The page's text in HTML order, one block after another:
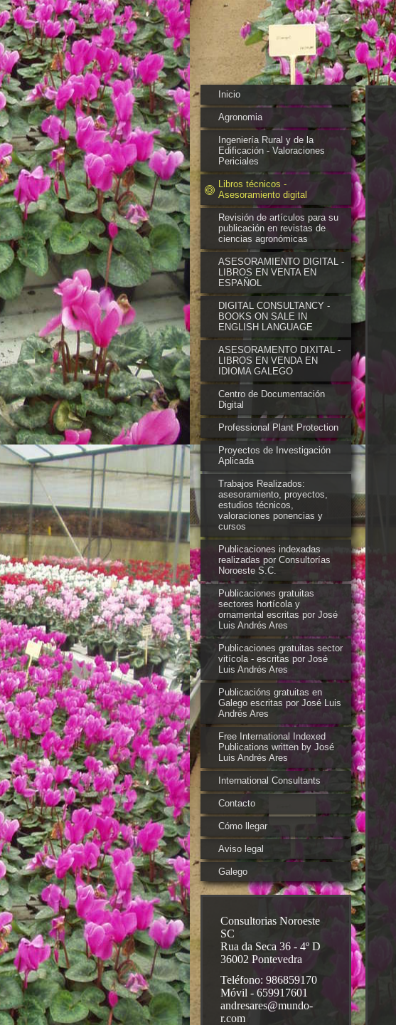
Inicio
Agronomia
Ingeniería Rural y de la
Edificación - Valoraciones
Periciales
Libros técnicos -
Asesoramiento digital
Revisión de artículos para su
publicación en revistas de
ciencias agronómicas
ASESORAMIENTO DIGITAL -
LIBROS EN VENTA EN
ESPAÑOL
DIGITAL CONSULTANCY -
BOOKS ON SALE IN
ENGLISH LANGUAGE
ASESORAMENTO DIXITAL -
LIBROS EN VENDA EN
IDIOMA GALEGO
Centro de Documentación
Digital
Professional Plant Protection
Proyectos de Investigación
Aplicada
Trabajos Realizados:
asesoramiento, proyectos,
estudios técnicos,
valoraciones ponencias y
cursos
Publicaciones indexadas
realizadas por Consultorías
Noroeste S.C.
Publicaciones gratuitas
sectores hortícola y
ornamental escritas por José
Luis Andrés Ares
Publicaciones gratuitas sector
vitícola - escritas por José
Luis Andrés Ares
Publicacións gratuitas en
Galego escritas por José Luis
Andrés Ares
Free International Indexed
Publications written by José
Luis Andrés Ares
International Consultants
Contacto
Cómo llegar
Aviso legal
Galego
Consultorias Noroeste
SC
Rua da Seca 36 - 4º D
36002 Pontevedra
Teléfono: 986859170
Móvil - 659917601
andresares@mundo-
r.com